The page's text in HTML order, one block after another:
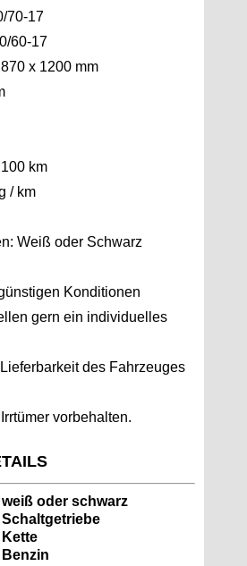
70-17
60-17
x 1200 mm
km
/ km
Weiß oder Schwarz
Konditionen
gern ein individuelles
des Fahrzeuges
vorbehalten.
weiß oder schwarz
Schaltgetriebe
Kette
Benzin